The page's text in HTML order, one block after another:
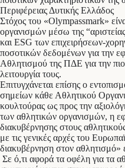
Περιφέρειας Δυτικής Ελλάδος
Στόχος του «Olympassmark»
οργανισμών μέσω της
και ESG των επιχειρήσεων-
ποσοτικών δεδομένων για την
Αθλητισμού της ΠΔΕ για την
λειτουργία τους.
Επιτυγχάνεται επίσης ο
σημείων κάθε Αθλητικού
κουλτούρας ως προς την
των αθλητικών οργανισμών, η
διακυβέρνησης στους
με τις γενικές αρχές του
διακυβέρνηση στον
Σε ό,τι αφορά τα οφέλη για τα